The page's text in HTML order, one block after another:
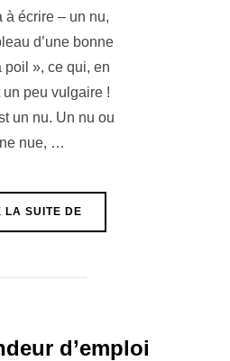
à écrire – un nu,
d’une bonne
poil », ce qui, en
un peu vulgaire !
un nu. Un nu ou
nue, …
LA SUITE DE
d’emploi